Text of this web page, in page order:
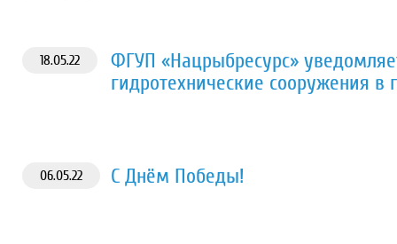
18.05.22
ФГУП «Нацрыбресурс»
гидротехнические сооружения в
06.05.22 С Днём Победы!